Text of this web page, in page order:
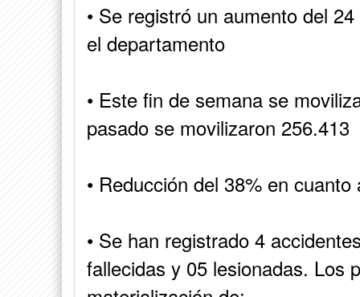
• Se registró un aumento del
el departamento
• Este fin de semana se
pasado se movilizaron 256.413
• Reducción del 38% en
• Se han registrado 4
fallecidas y 05 lesionadas. Los